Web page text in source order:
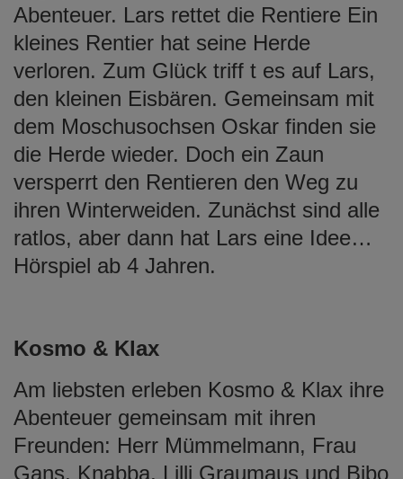
Abenteuer. Lars rettet die Rentiere Ein
kleines Rentier hat seine Herde
verloren. Zum Glück triff t es auf Lars,
den kleinen Eisbären. Gemeinsam mit
dem Moschusochsen Oskar finden sie
die Herde wieder. Doch ein Zaun
versperrt den Rentieren den Weg zu
ihren Winterweiden. Zunächst sind alle
ratlos, aber dann hat Lars eine Idee…
Hörspiel ab 4 Jahren.
Kosmo & Klax
Am liebsten erleben Kosmo & Klax ihre
Abenteuer gemeinsam mit ihren
Freunden: Herr Mümmelmann, Frau
Gans, Knabba, Lilli Graumaus und Bibo